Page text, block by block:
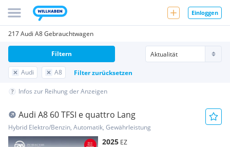
Einloggen
217 Audi A8 Gebrauchtwagen
Audi A8 Filter zurücksetzen
Filtern
Infos zur Reihung der Anzeigen
Audi A8 60 TFSI e quattro Lang
Hybrid Elektro/Benzin, Automatik, Gewährleistung
2025 EZ